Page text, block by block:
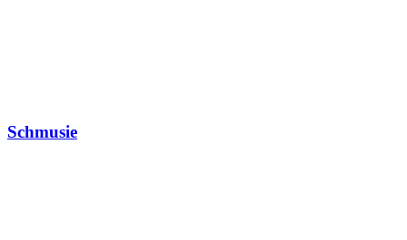
Schmusie